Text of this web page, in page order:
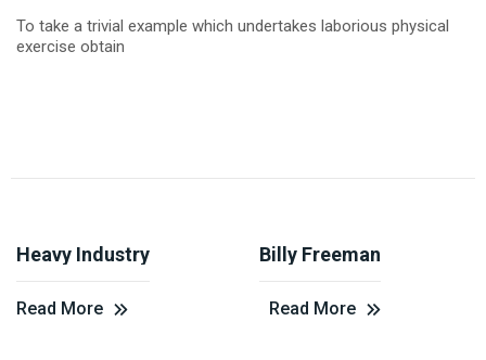
To take a trivial example which undertakes laborious physical
exercise obtain
Heavy Industry
Read More
Billy Freeman
Read More